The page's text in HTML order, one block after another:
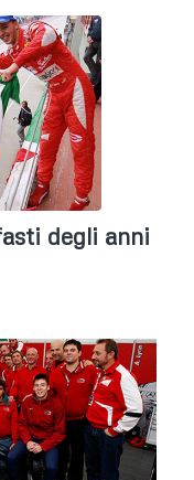
degli anni